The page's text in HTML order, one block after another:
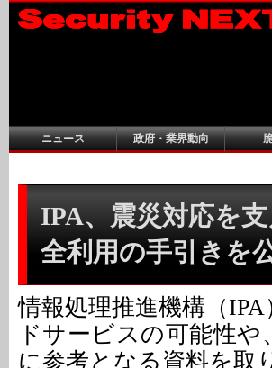
ニュース 政府・業界動向
IPA、震災対応を
全利用の手引きを
情報処理推進機構（
ドサービスの可能性
に参考となる資料を取